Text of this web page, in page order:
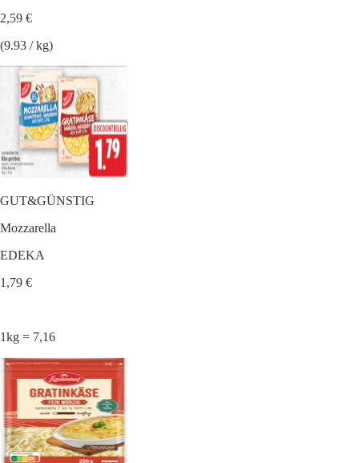
2,59 €
(9.93 / kg)
GUT&GÜNSTIG
Mozzarella
EDEKA
1,79 €
1kg = 7,16